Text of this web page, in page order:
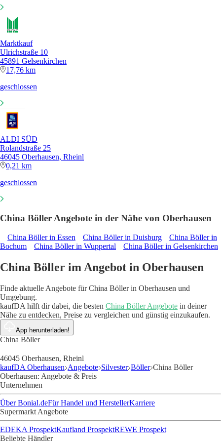
Marktkauf
Ulrichstraße 10
45891 Gelsenkirchen
17,76 km
geschlossen
ALDI SÜD
Rolandstraße 25
46045 Oberhausen, Rheinl
0,21 km
geschlossen
China Böller Angebote in der Nähe von Oberhausen
China Böller in Essen China Böller in Duisburg
China Böller in
Bochum
China Böller in Wuppertal China Böller in Gelsenkirchen
China Böller im Angebot in Oberhausen
Finde aktuelle Angebote für China Böller in Oberhausen und
Umgebung.
kaufDA hilft dir dabei, die besten China Böller Angebote in deiner
Nähe zu entdecken, Preise zu vergleichen und günstig einzukaufen.
App herunterladen!
China Böller
46045 Oberhausen, Rheinl
kaufDA Oberhausen Angebote Silvester Böller China Böller
Oberhausen: Angebote & Preis
Unternehmen
Über Bonial.deFür Handel und HerstellerKarriere
Supermarkt Angebote
EDEKA ProspektKaufland ProspektREWE Prospekt
Beliebte Händler